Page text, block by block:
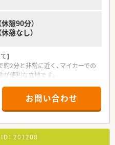
憩90分）
憩なし）
】
2分と非常に近く、マイカーでの
便利な立地です。
方にも対応します。
、水曜、金曜、土曜日は12時30分ま
す。
いて】
としており、整形外科メインの環
お問い合わせ
： 201208